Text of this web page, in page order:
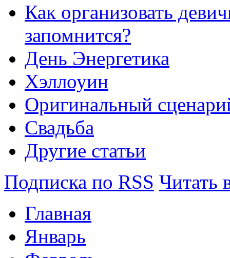
Как организовать
запомнится?
День Энергетика
Хэллоуин
Оригинальный
Свадьба
Другие статьи
Подписка по RSS Читать
Главная
Январь